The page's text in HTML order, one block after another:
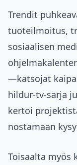
Trendit
tuoteilmoitus,
sosiaalisen
—katsojat
hildur-tv-sarja
kertoi
nostamaan
Toisaalta myös